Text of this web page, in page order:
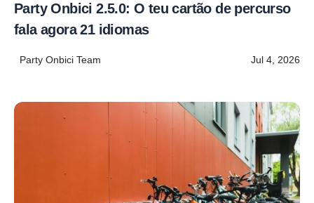
Party Onbici 2.5.0: O teu cartão de percurso
fala agora 21 idiomas
Party Onbici Team Jul 4, 2026